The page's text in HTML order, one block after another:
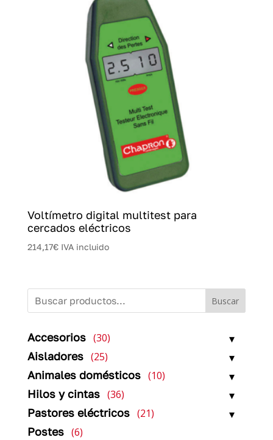
Voltímetro digital multitest para
cercados eléctricos
214,17€ IVA incluido
Buscar
Accesorios 3030
Aisladores 2525
productos
Animales domésticos 1010
Hilos y cintas 3636
Pastores eléctricos 2121
Postes 66